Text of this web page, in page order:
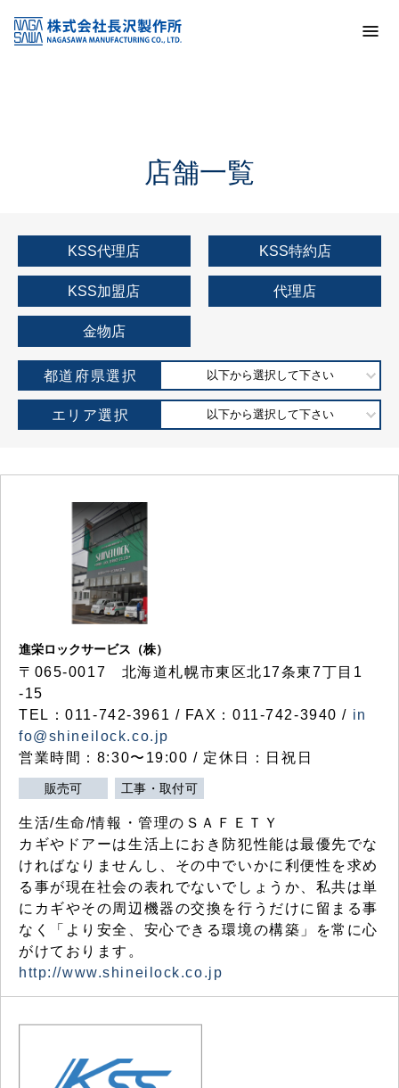
KSS加盟店・取扱店情報
店舗一覧
店舗一覧
KSS代理店 KSS特約店
KSS加盟店 代理店
金物店
都道府県選択 以下から選択して下さい
エリア選択 以下から選択して下さい
進栄ロックサービス（株）
〒065-0017 北海道札幌市東区北17条東7丁目1
-15
TEL：011-742-3961 / FAX：011-742-3940 / in
fo@shineilock.co.jp
営業時間：8:30〜19:00 / 定休日：日祝日
販売可 工事・取付可
生活/生命/情報・管理のＳＡＦＥＴＹ
カギやドアーは生活上におき防犯性能は最優先でな
ければなりませんし、その中でいかに利便性を求め
る事が現在社会の表れでないでしょうか、私共は単
にカギやその周辺機器の交換を行うだけに留まる事
なく「より安全、安心できる環境の構築」を常に心
がけております。
http://www.shineilock.co.jp